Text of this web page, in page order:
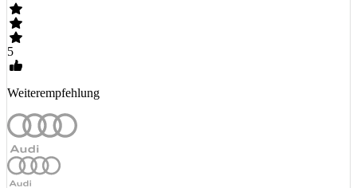
5
Weiterempfehlung